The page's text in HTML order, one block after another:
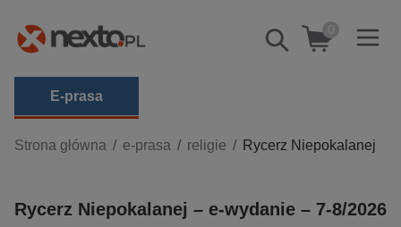
Pokaż/schowaj
wyszukiwarkę
0
E-prasa
Kategorie
budownictwo, aranżacja wnętrz
Strona główna e-prasa religie Rycerz Niepokalanej
Rycerz Niepokalanej – e-wydanie – 7-8/2026